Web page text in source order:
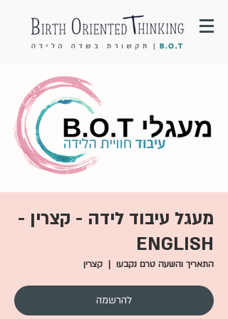
מעגל עיבוד לידה - קצרין -
ENGLISH
התאריך והשעה טרם נקבעו
  |
קצרין
להרשמה